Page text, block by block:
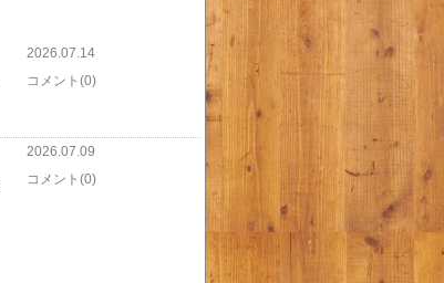
2026.07.14
コメント(0)
2026.07.09
コメント(0)